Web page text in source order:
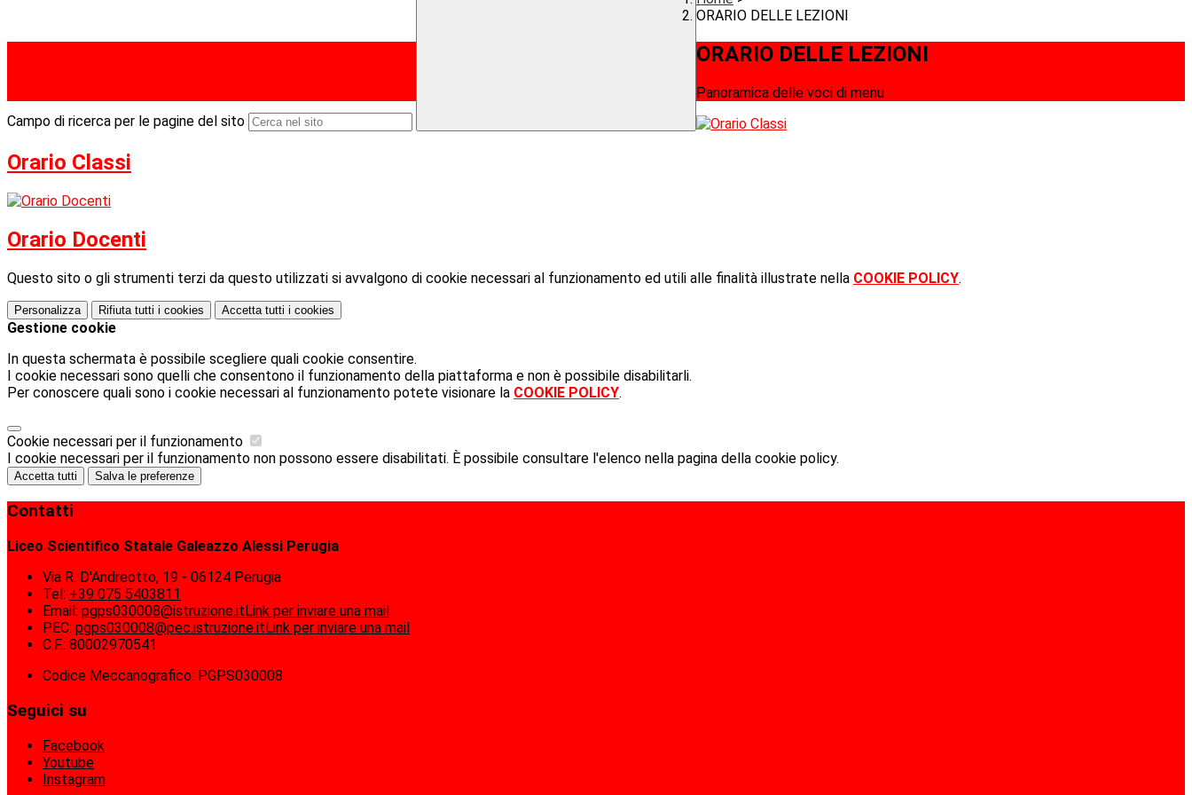
Campo di ricerca per le pagine del sito
ORARIO DELLE LEZIONI
ORARIO DELLE LEZIONI
Panoramica delle voci di menu
Orario Classi
Orario Docenti
Questo sito o gli strumenti terzi da questo utilizzati si avvalgono di cookie necessari al funzionamento ed utili alle finalità illustrate nella COOKIE POLICY.
Personalizza Rifiuta tutti i cookies Accetta tutti i cookies
Gestione cookie
In questa schermata è possibile scegliere quali cookie consentire.
I cookie necessari sono quelli che consentono il funzionamento della piattaforma e non è possibile disabilitarli.
Per conoscere quali sono i cookie necessari al funzionamento potete visionare la COOKIE POLICY.
Cookie necessari per il funzionamento
I cookie necessari per il funzionamento non possono essere disabilitati. È possibile consultare l'elenco nella pagina della cookie policy.
Accetta tutti Salva le preferenze
Contatti
Liceo Scientifico Statale Galeazzo Alessi Perugia
Via R. D'Andreotto, 19 - 06124 Perugia
Tel: +39 075 5403811
Email: pgps030008@istruzione.it Link per inviare una mail
PEC: pgps030008@pec.istruzione.it Link per inviare una mail
C.F.: 80002970541
Codice Meccanografico: PGPS030008
Seguici su
Facebook
Youtube
Instagram